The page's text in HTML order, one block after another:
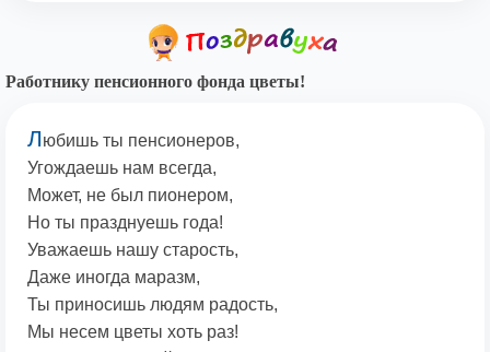
Работнику пенсионного фонда цветы!
Любишь ты пенсионеров,
Угождаешь нам всегда,
Может, не был пионером,
Но ты празднуешь года!
Уважаешь нашу старость,
Даже иногда маразм,
Ты приносишь людям радость,
Мы несем цветы хоть раз!